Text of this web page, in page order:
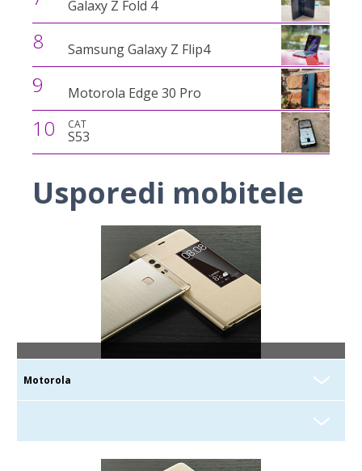
Galaxy Z Fold 4
8 Samsung Galaxy Z Flip4
9 Motorola Edge 30 Pro
10 CAT
S53
Usporedi mobitele